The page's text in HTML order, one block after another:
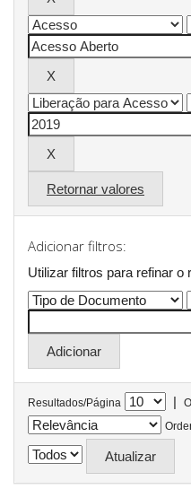
Retornar valores
Adicionar filtros:
Utilizar filtros para refinar o
Resultados/Página |